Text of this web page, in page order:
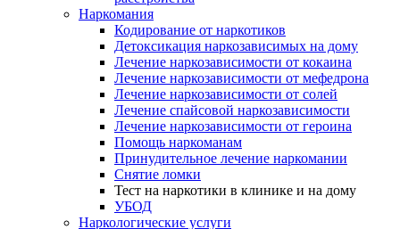
Наркомания
Кодирование от наркотиков
Детоксикация наркозависимых на дому
Лечение наркозависимости от кокаина
Лечение наркозависимости от мефедрона
Лечение наркозависимости от солей
Лечение спайсовой наркозависимости
Лечение наркозависимости от героина
Помощь наркоманам
Принудительное лечение наркомании
Снятие ломки
Тест на наркотики в клинике и на дому
УБОД
Наркологические услуги